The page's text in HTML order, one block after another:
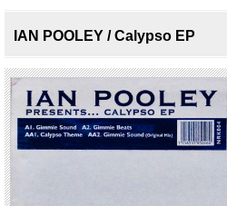
IAN POOLEY / Calypso EP